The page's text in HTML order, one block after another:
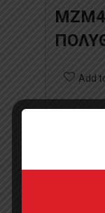
Add